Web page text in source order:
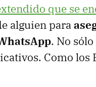
que se
alguien para
. No
Como los